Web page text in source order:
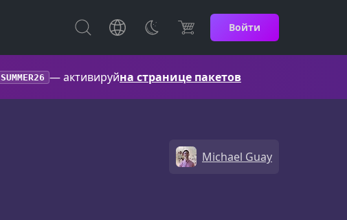
Войти
SUMMER26 — активируйна странице пакетов
Michael Guay